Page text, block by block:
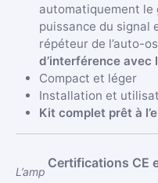
automatiquement le
puissance du signal
répéteur de l’auto-
d’interférence avec
Compact et léger
Installation et
Kit complet prêt à
Certifications CE
L’amp